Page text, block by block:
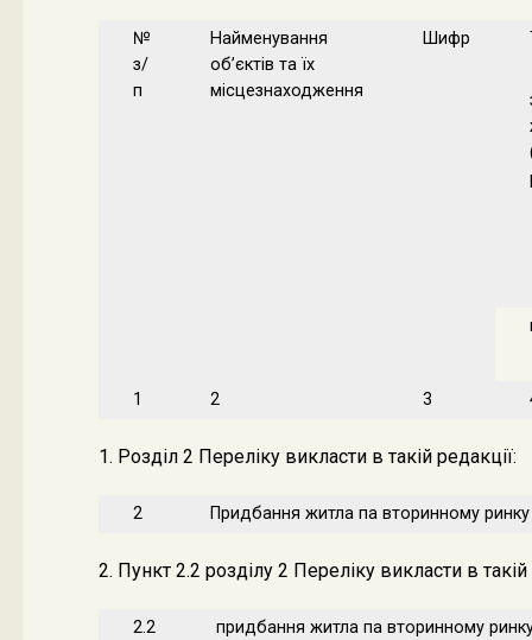
№
з/
п
Найменування
об’єктів та їх
місцезнаходження
Шифр
1 2 3
1. Розділ 2 Переліку викласти в такій редакції:
2 Придбання житла па вторинному
2. Пункт 2.2 розділу 2 Переліку викласти в такій
2.2 придбання житла па вторинному